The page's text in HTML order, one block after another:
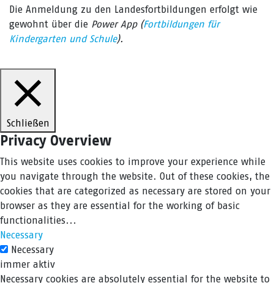
Die Anmeldung zu den Landesfortbildungen erfolgt wie
gewohnt über die Power App (Fortbildungen für
Kindergarten und Schule).
Schließen
Privacy Overview
This website uses cookies to improve your experience while
you navigate through the website. Out of these cookies, the
cookies that are categorized as necessary are stored on your
browser as they are essential for the working of basic
functionalities...
Necessary
Necessary
immer aktiv
Necessary cookies are absolutely essential for the website to